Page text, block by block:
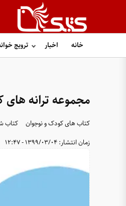
خانه اخبار ترویج
مجموعه ترانه
کتاب های کودک و نوجوان
کتاب
زمان انتشار:1399/03/04 - 12:47